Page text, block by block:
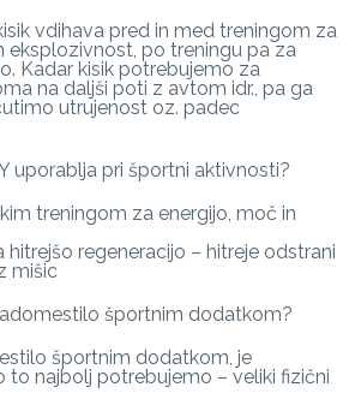
vdihava pred in med treningom za
eksplozivnost, po treningu pa za
Kadar kisik potrebujemo za
na daljši poti z avtom idr., pa ga
utrujenost oz. padec
uporablja pri športni aktivnosti?
treningom za energijo, moč in
hitrejšo regeneracijo – hitreje odstrani
mišic
športnim dodatkom?
športnim dodatkom, je
to najbolj potrebujemo – veliki fizični